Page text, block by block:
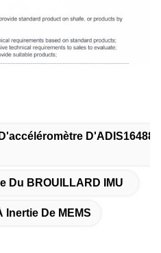
D'ADIS16488
Du BROUILLARD IMU
Inertie De MEMS